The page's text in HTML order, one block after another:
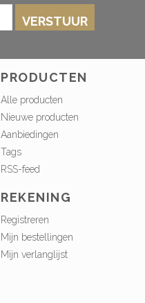
VERSTUUR
PRODUCTEN
Alle producten
Nieuwe producten
Aanbiedingen
Tags
RSS-feed
REKENING
Registreren
Mijn bestellingen
Mijn verlanglijst